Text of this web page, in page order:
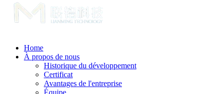
Home
À propos de nous
Historique du développement
Certificat
Avantages de l'entreprise
Équipe